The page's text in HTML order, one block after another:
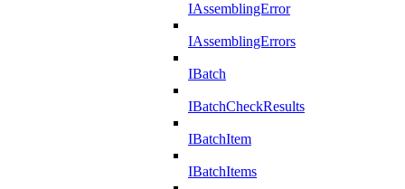
IAssemblingError
IAssemblingErrors
IBatch
IBatchCheckResults
IBatchItem
IBatchItems